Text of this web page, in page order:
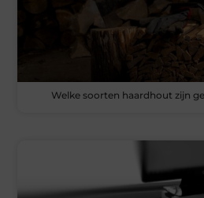
Welke soorten haardhout zijn